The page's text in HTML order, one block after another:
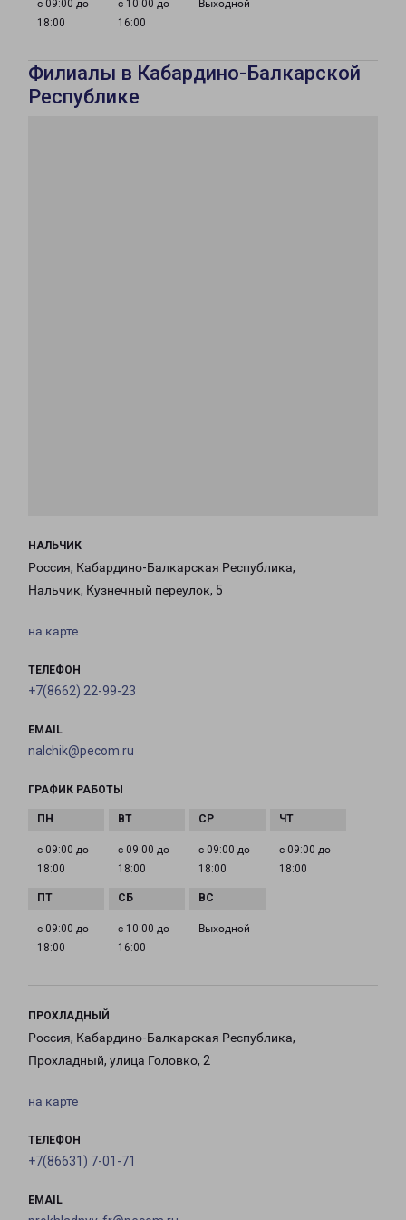
с 09:00 до
18:00
с 10:00 до
16:00
Выходной
Филиалы в Кабардино-Балкарской
Республике
НАЛЬЧИК
Россия, Кабардино-Балкарская Республика,
Нальчик, Кузнечный переулок, 5
на карте
ТЕЛЕФОН
+7(8662) 22-99-23
EMAIL
nalchik@pecom.ru
ГРАФИК РАБОТЫ
с 09:00 до
18:00
с 09:00 до
18:00
с 09:00 до
18:00
с 09:00 до
18:00
с 09:00 до
18:00
с 10:00 до
16:00
Выходной
ПРОХЛАДНЫЙ
Россия, Кабардино-Балкарская Республика,
Прохладный, улица Головко, 2
на карте
ТЕЛЕФОН
+7(86631) 7-01-71
EMAIL